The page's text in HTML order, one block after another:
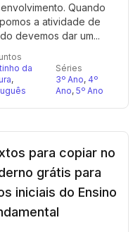
Quando
a atividade de
devemos dar um...
da
,
Séries
3º Ano, 4º
Ano, 5º Ano
para copiar no
grátis para
iniciais do Ensino